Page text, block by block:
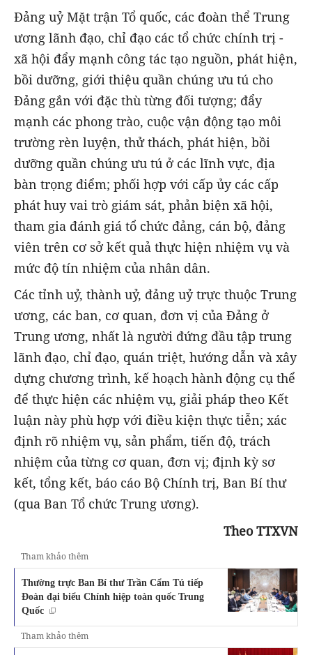
Đảng uỷ Mặt trận Tổ quốc, các đoàn thể Trung
ương lãnh đạo, chỉ đạo các tổ chức chính trị -
xã hội đẩy mạnh công tác tạo nguồn, phát hiện,
bồi dưỡng, giới thiệu quần chúng ưu tú cho
Đảng gắn với đặc thù từng đối tượng; đẩy
mạnh các phong trào, cuộc vận động tạo môi
trường rèn luyện, thử thách, phát hiện, bồi
dưỡng quần chúng ưu tú ở các lĩnh vực, địa
bàn trọng điểm; phối hợp với cấp ủy các cấp
phát huy vai trò giám sát, phản biện xã hội,
tham gia đánh giá tổ chức đảng, cán bộ, đảng
viên trên cơ sở kết quả thực hiện nhiệm vụ và
mức độ tín nhiệm của nhân dân.
Các tỉnh uỷ, thành uỷ, đảng uỷ trực thuộc Trung
ương, các ban, cơ quan, đơn vị của Đảng ở
Trung ương, nhất là người đứng đầu tập trung
lãnh đạo, chỉ đạo, quán triệt, hướng dẫn và xây
dựng chương trình, kế hoạch hành động cụ thể
để thực hiện các nhiệm vụ, giải pháp theo Kết
luận này phù hợp với điều kiện thực tiễn; xác
định rõ nhiệm vụ, sản phẩm, tiến độ, trách
nhiệm của từng cơ quan, đơn vị; định kỳ sơ
kết, tổng kết, báo cáo Bộ Chính trị, Ban Bí thư
(qua Ban Tổ chức Trung ương).
Theo TTXVN
Tham khảo thêm
Thường trực Ban Bí thư Trần Cẩm Tú tiếp
Đoàn đại biểu Chính hiệp toàn quốc Trung
Quốc
Tham khảo thêm